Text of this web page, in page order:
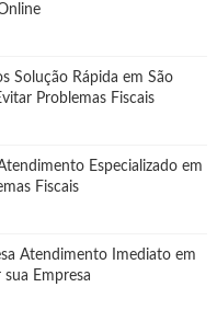
Solução Rápida em São
Problemas Fiscais
Especializado em
Fiscais
Atendimento Imediato em
sua Empresa